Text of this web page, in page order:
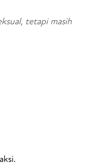
tetapi masih